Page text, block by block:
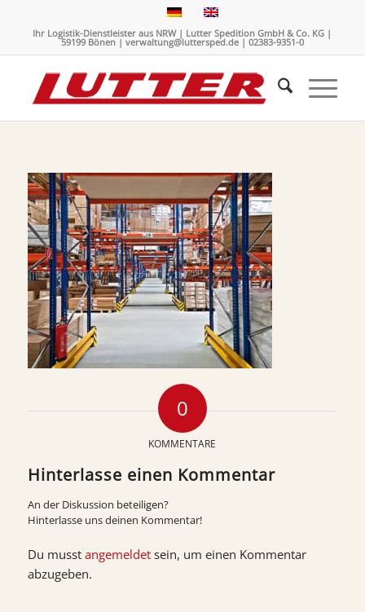
Ihr Logistik-Dienstleister aus NRW | Lutter Spedition GmbH & Co. KG |
59199 Bönen | verwaltung@luttersped.de | 02383-9351-0
0
KOMMENTARE
Hinterlasse einen Kommentar
An der Diskussion beteiligen?
Hinterlasse uns deinen Kommentar!
Du musst angemeldetsein, um einen Kommentar
abzugeben.